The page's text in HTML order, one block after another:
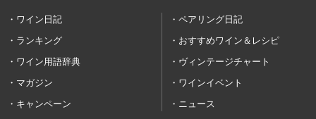
ワイン日記
ペアリング日記
ランキング
おすすめワイン＆レシピ
ワイン用語辞典
ヴィンテージチャート
マガジン
ワインイベント
キャンペーン
ニュース